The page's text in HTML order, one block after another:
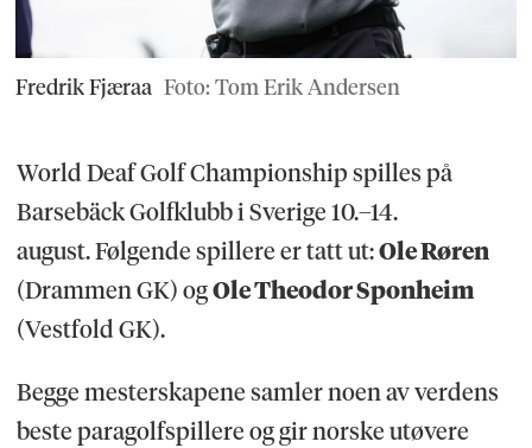
Fredrik Fjæraa Foto: Tom Erik Andersen
World Deaf Golf Championship spilles på
Barsebäck Golfklubb i Sverige 10.–14.
august. Følgende spillere er tatt ut:Ole Røren
(Drammen GK) ogOle Theodor Sponheim
(Vestfold GK).
Begge mesterskapene samler noen av verdens
beste paragolfspillere og gir norske utøvere